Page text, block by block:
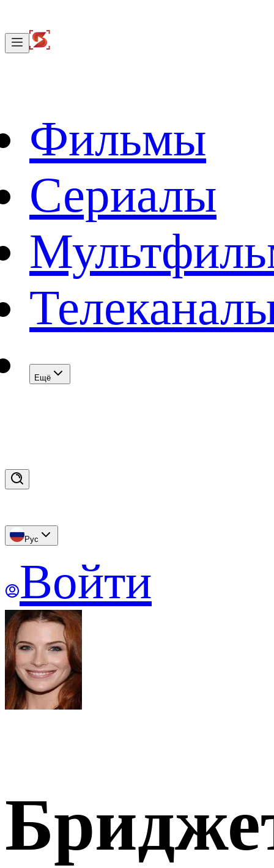
Фильмы
Сериалы
Eщё
Рус
Войти